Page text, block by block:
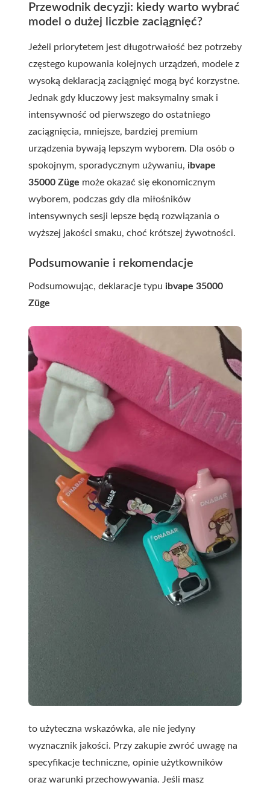
Przewodnik decyzji: kiedy warto wybrać
model o dużej liczbie zaciągnięć?
Jeżeli priorytetem jest długotrwałość bez potrzeby
częstego kupowania kolejnych urządzeń, modele z
wysoką deklaracją zaciągnięć mogą być korzystne.
Jednak gdy kluczowy jest maksymalny smak i
intensywność od pierwszego do ostatniego
zaciągnięcia, mniejsze, bardziej premium
urządzenia bywają lepszym wyborem. Dla osób o
spokojnym, sporadycznym używaniu, ibvape
35000 Züge może okazać się ekonomicznym
wyborem, podczas gdy dla miłośników
intensywnych sesji lepsze będą rozwiązania o
wyższej jakości smaku, choć krótszej żywotności.
Podsumowanie i rekomendacje
Podsumowując, deklaracje typu ibvape 35000
Züge
to użyteczna wskazówka, ale nie jedyny
wyznacznik jakości. Przy zakupie zwróć uwagę na
specyfikacje techniczne, opinie użytkowników
oraz warunki przechowywania. Jeśli masz